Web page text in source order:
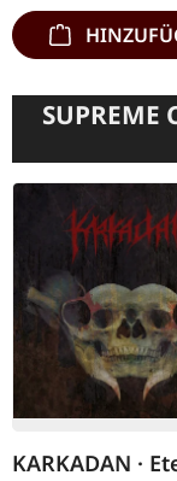
SUPREME
KARKADAN ·